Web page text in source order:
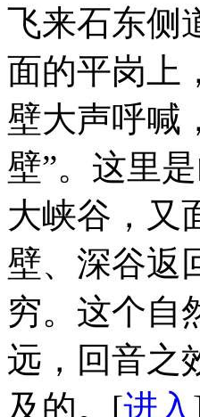
飞来石东侧
面的平岗上
壁大声呼喊
壁”。这里
大峡谷，又
壁、深谷返
穷。这个自
远，回音之
及的。[进入